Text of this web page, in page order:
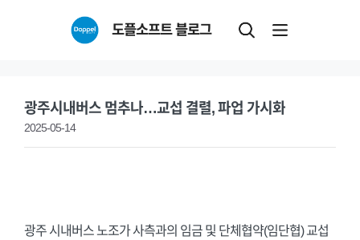
도플소프트 블로그
광주시내버스 멈추나…교섭 결렬, 파업 가시화
2025-05-14
광주 시내버스 노조가 사측과의 임금 및 단체협약(임단협) 교섭